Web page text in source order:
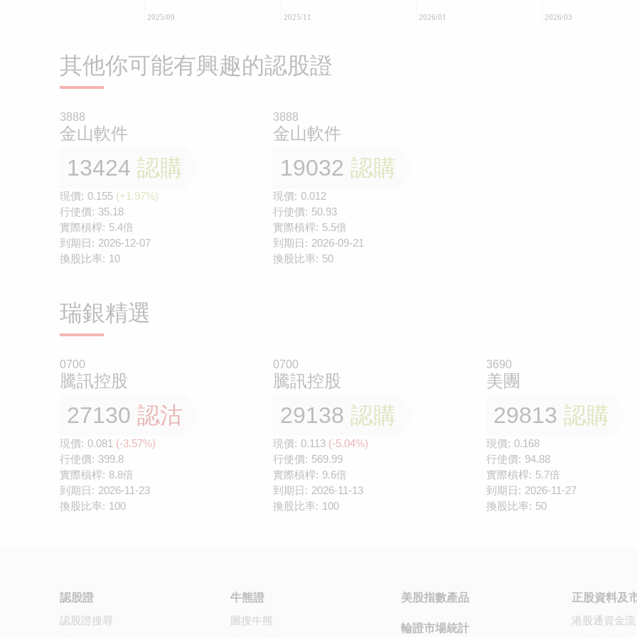
2025/09 2025/11 2026/01 2026/03
其他你可能有興趣的認股證
3888
金山軟件
13424 認購
現價: 0.155 (+1.97%)
行使價: 35.18
實際槓桿: 5.4倍
到期日: 2026-12-07
換股比率: 10
3888
金山軟件
19032 認購
現價: 0.012
行使價: 50.93
實際槓桿: 5.5倍
到期日: 2026-09-21
換股比率: 50
瑞銀精選
0700
騰訊控股
27130 認沽
現價: 0.081 (-3.57%)
行使價: 399.8
實際槓桿: 8.8倍
到期日: 2026-11-23
換股比率: 100
0700
騰訊控股
29138 認購
現價: 0.113 (-5.04%)
行使價: 569.99
實際槓桿: 9.6倍
到期日: 2026-11-13
換股比率: 100
3690
美團
29813 認購
現價: 0.168
行使價: 94.88
實際槓桿: 5.7倍
到期日: 2026-11-27
換股比率: 50
認股證
認股證搜尋
牛熊證
圖搜牛熊
美股指數產品
輪證市場統計
正股資料及
港股通資金流